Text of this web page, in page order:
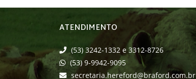
ATENDIMENTO
(53) 3242-1332 e 3312-8726
(53) 9-9942-9095
secretaria.hereford@braford.com.br